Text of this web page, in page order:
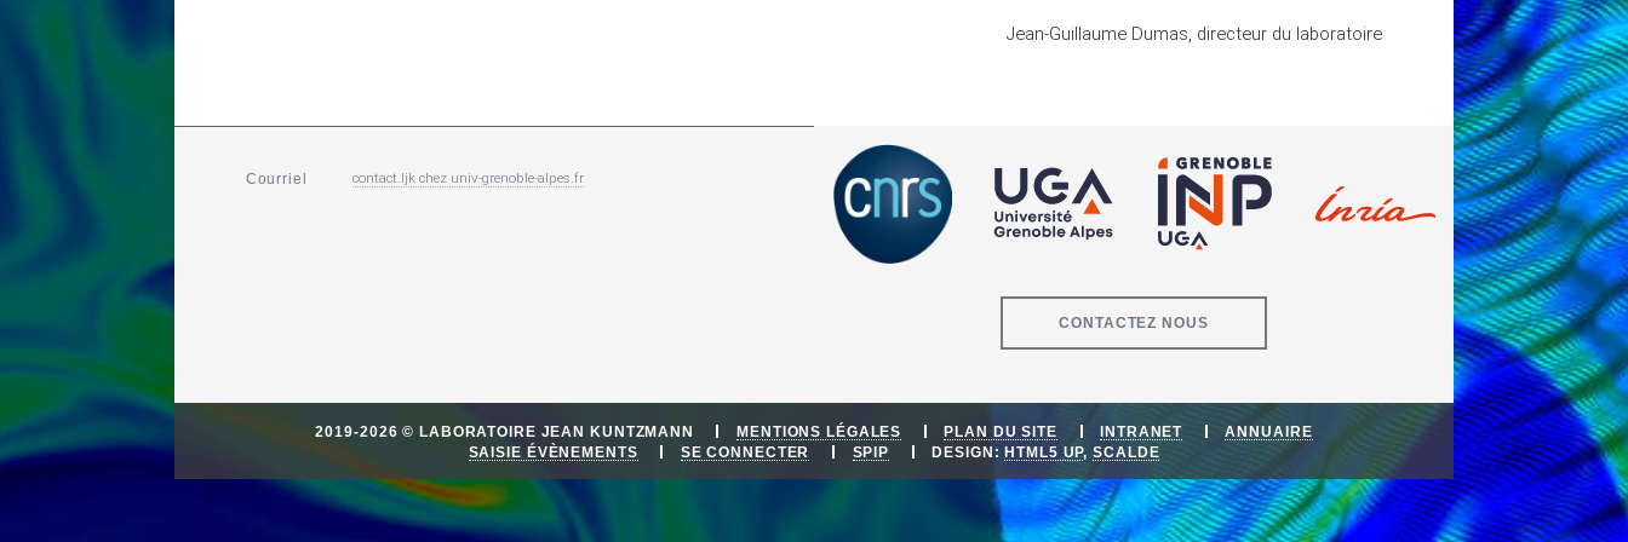
Jean-Guillaume Dumas, directeur du laboratoire
Courriel contact.ljkchez univ-grenoble-alpes.fr
CONTACTEZ NOUS
2019-2026 © LABORATOIRE JEAN KUNTZMANN MENTIONS LÉGALES PLAN DU SITE INTRANET
ANNUAIRE
SAISIE ÉVÈNEMENTS
SE CONNECTER SPIP DESIGN:HTML5 UP,SCALDE